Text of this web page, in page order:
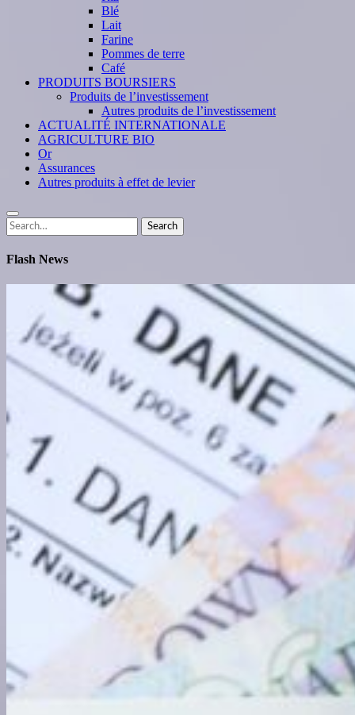
Blé
Lait
Farine
Pommes de terre
Café
PRODUITS BOURSIERS
Produits de l’investissement
Autres produits de l’investissement
ACTUALITÉ INTERNATIONALE
AGRICULTURE BIO
Or
Assurances
Autres produits à effet de levier
Search
for:
Search
Flash News